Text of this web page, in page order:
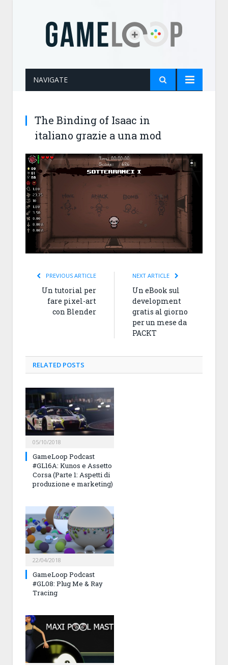
NAVIGATE
The Binding of Isaac in
italiano grazie a una mod
PREVIOUS ARTICLE
Un tutorial per
fare pixel-art
con Blender
NEXT ARTICLE
Un eBook sul
development
gratis al giorno
per un mese da
PACKT
RELATED POSTS
05/10/2018
GameLoop Podcast
#GL16A: Kunos e Assetto
Corsa (Parte 1: Aspetti di
produzione e marketing)
22/04/2018
GameLoop Podcast
#GL08: Plug Me & Ray
Tracing